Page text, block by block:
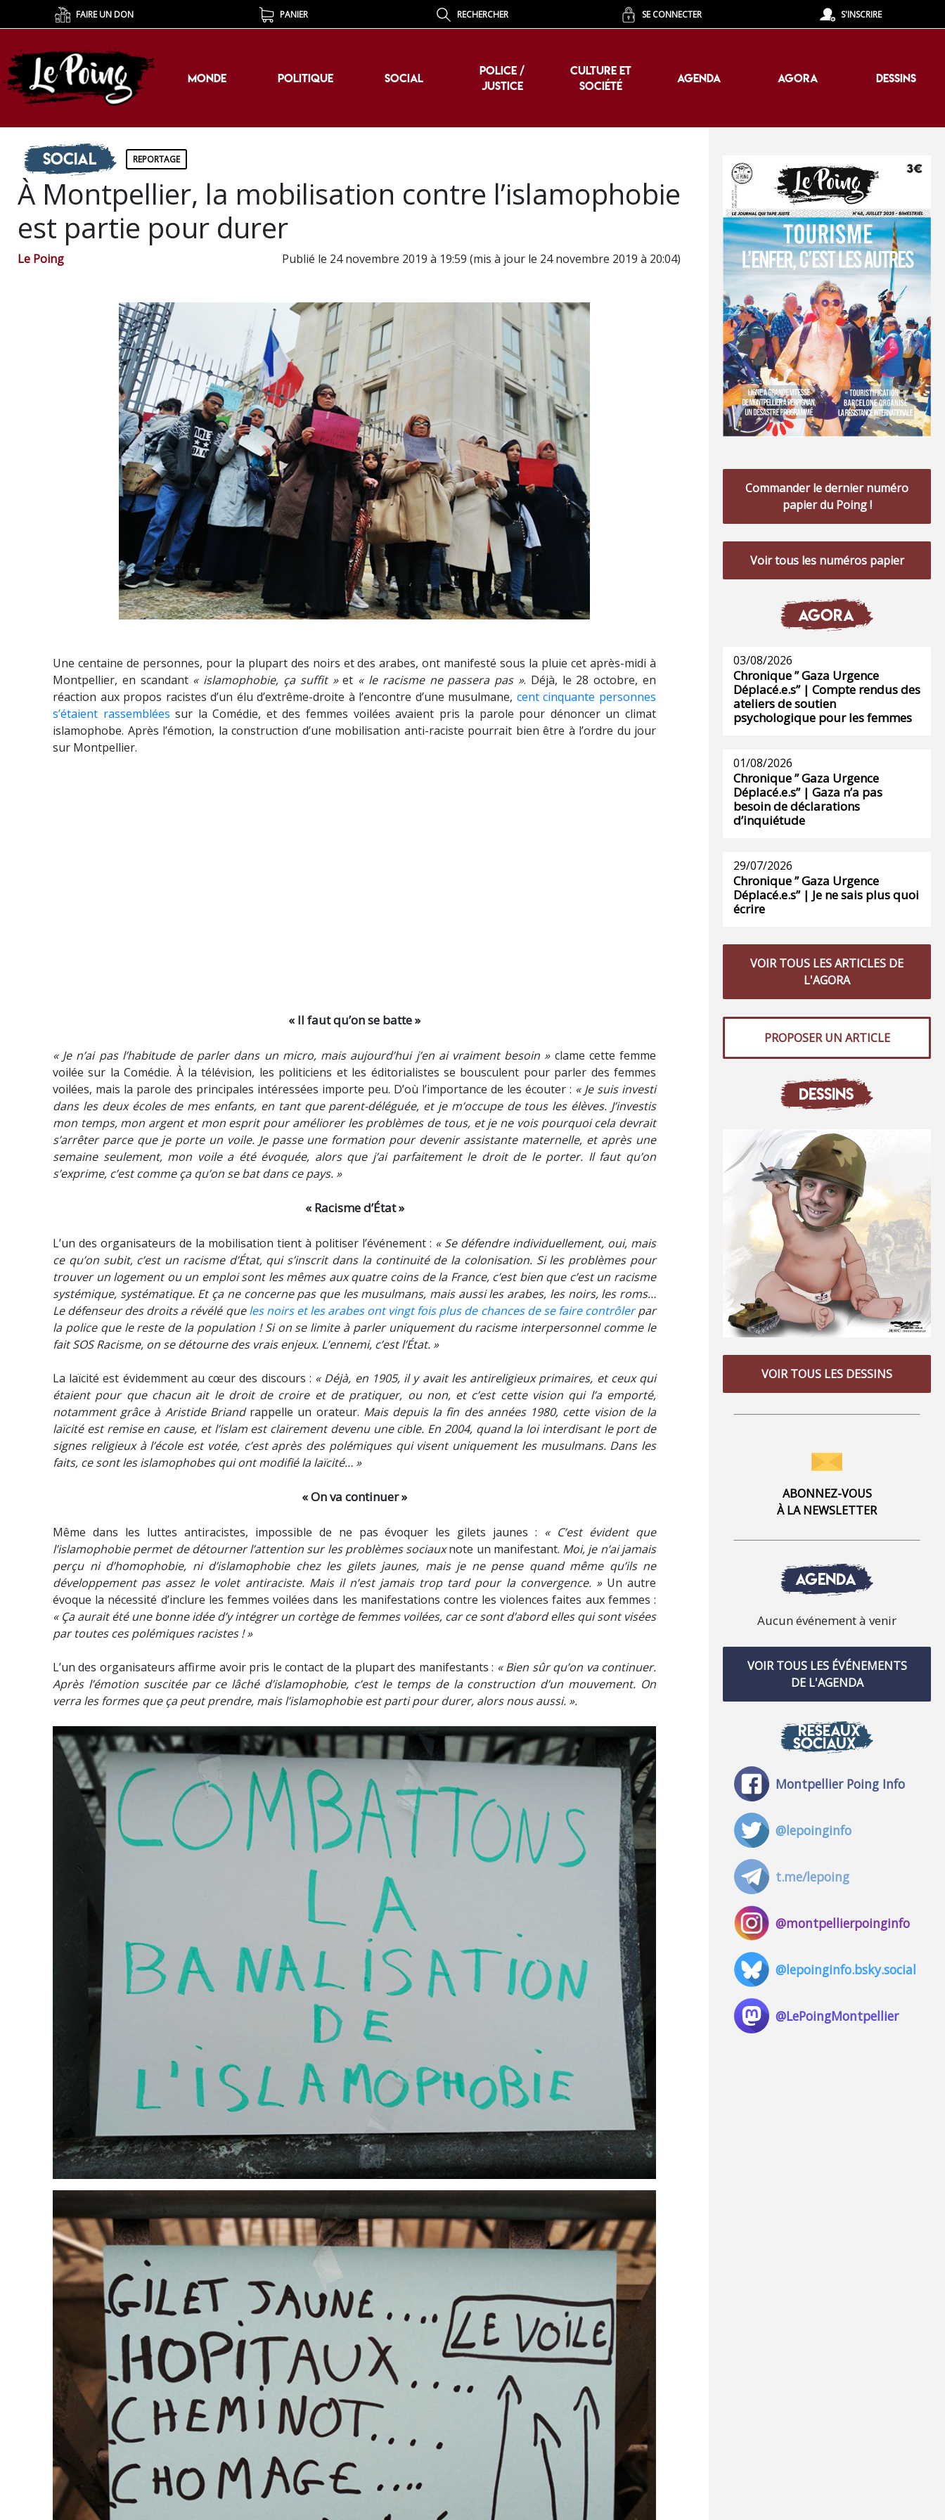
FAIRE UN DON PANIER RECHERCHER SE CONNECTER S'INSCRIRE
MONDE POLITIQUE SOCIAL
POLICE /
JUSTICE
CULTURE ET
SOCIÉTÉ
AGENDA AGORA DESSINS
MONDE POLITIQUE SOCIAL
POLICE /
JUSTICE
CULTURE ET
SOCIÉTÉ
AGENDA AGORA DESSINS
Social REPORTAGE
À Montpellier, la mobilisation contre l’islamophobie
est partie pour durer
Le Poing Publié le 24 novembre 2019 à 19:59 (mis à jour le 24 novembre 2019 à 20:04)
Une centaine de personnes, pour la plupart des noirs et des arabes, ont manifesté sous la pluie cet après-midi à
Montpellier, en scandant « islamophobie, ça suffit »et « le racisme ne passera pas ». Déjà, le 28 octobre, en
réaction aux propos racistes d’un élu d’extrême-droite à l’encontre d’une musulmane, cent cinquante personnes
s’étaient rassemblées sur la Comédie, et des femmes voilées avaient pris la parole pour dénoncer un climat
islamophobe. Après l’émotion, la construction d’une mobilisation anti-raciste pourrait bien être à l’ordre du jour
sur Montpellier.
« Il faut qu’on se batte »
« Je n’ai pas l’habitude de parler dans un micro, mais aujourd’hui j’en ai vraiment besoin »clame cette femme
voilée sur la Comédie. À la télévision, les politiciens et les éditorialistes se bousculent pour parler des femmes
voilées, mais la parole des principales intéressées importe peu. D’où l’importance de les écouter : « Je suis investi
dans les deux écoles de mes enfants, en tant que parent-déléguée, et je m’occupe de tous les élèves. J’investis
mon temps, mon argent et mon esprit pour améliorer les problèmes de tous, et je ne vois pourquoi cela devrait
s’arrêter parce que je porte un voile. Je passe une formation pour devenir assistante maternelle, et après une
semaine seulement, mon voile a été évoquée, alors que j’ai parfaitement le droit de le porter. Il faut qu’on
s’exprime, c’est comme ça qu’on se bat dans ce pays. »
« Racisme d’État »
L’un des organisateurs de la mobilisation tient à politiser l’événement : « Se défendre individuellement, oui, mais
ce qu’on subit, c’est un racisme d’État, qui s’inscrit dans la continuité de la colonisation. Si les problèmes pour
trouver un logement ou un emploi sont les mêmes aux quatre coins de la France, c’est bien que c’est un racisme
systémique, systématique. Et ça ne concerne pas que les musulmans, mais aussi les arabes, les noirs, les roms…
Le défenseur des droits a révélé queles noirs et les arabes ont vingt fois plus de chances de se faire contrôlerpar
la police que le reste de la population ! Si on se limite à parler uniquement du racisme interpersonnel comme le
fait SOS Racisme, on se détourne des vrais enjeux. L’ennemi, c’est l’État. »
La laïcité est évidemment au cœur des discours : « Déjà, en 1905, il y avait les antireligieux primaires, et ceux qui
étaient pour que chacun ait le droit de croire et de pratiquer, ou non, et c’est cette vision qui l’a emporté,
notamment grâce à Aristide Briandrappelle un orateur. Mais depuis la fin des années 1980, cette vision de la
laïcité est remise en cause, et l’islam est clairement devenu une cible. En 2004, quand la loi interdisant le port de
signes religieux à l’école est votée, c’est après des polémiques qui visent uniquement les musulmans. Dans les
faits, ce sont les islamophobes qui ont modifié la laïcité… »
« On va continuer »
Même dans les luttes antiracistes, impossible de ne pas évoquer les gilets jaunes : « C’est évident que
l’islamophobie permet de détourner l’attention sur les problèmes sociauxnote un manifestant. Moi, je n’ai jamais
perçu ni d’homophobie, ni d’islamophobie chez les gilets jaunes, mais je ne pense quand même qu’ils ne
développement pas assez le volet antiraciste. Mais il n’est jamais trop tard pour la convergence. » Un autre
évoque la nécessité d’inclure les femmes voilées dans les manifestations contre les violences faites aux femmes :
« Ça aurait été une bonne idée d’y intégrer un cortège de femmes voilées, car ce sont d’abord elles qui sont visées
par toutes ces polémiques racistes ! »
L’un des organisateurs affirme avoir pris le contact de la plupart des manifestants : « Bien sûr qu’on va continuer.
Après l’émotion suscitée par ce lâché d’islamophobie, c’est le temps de la construction d’un mouvement. On
verra les formes que ça peut prendre, mais l’islamophobie est parti pour durer, alors nous aussi. ».
Commander le dernier numéro
papier du Poing !
Voir tous les numéros papier
AGORA
03/08/2026
Chronique ” Gaza Urgence
Déplacé.e.s” | Compte rendus des
ateliers de soutien
psychologique pour les femmes
01/08/2026
Chronique ” Gaza Urgence
Déplacé.e.s” | Gaza n’a pas
besoin de déclarations
d’inquiétude
29/07/2026
Chronique ” Gaza Urgence
Déplacé.e.s” | Je ne sais plus quoi
écrire
VOIR TOUS LES ARTICLES DE
L'AGORA
PROPOSER UN ARTICLE
DESSINS
VOIR TOUS LES DESSINS
ABONNEZ-VOUS
À LA NEWSLETTER
AGENDA
Aucun événement à venir
VOIR TOUS LES ÉVÉNEMENTS
DE L'AGENDA
RÉSEAUX
SOCIAUX
Montpellier Poing Info
@lepoinginfo
t.me/lepoing
@montpellierpoinginfo
@lepoinginfo.bsky.social
@LePoingMontpellier